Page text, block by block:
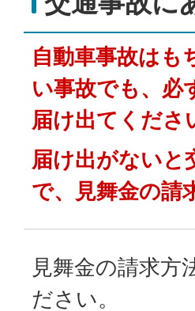
自動車事故はも
い事故でも、必
届け出てくださ
届け出がないと
で、見舞金の請
見舞金の請求方
ださい。